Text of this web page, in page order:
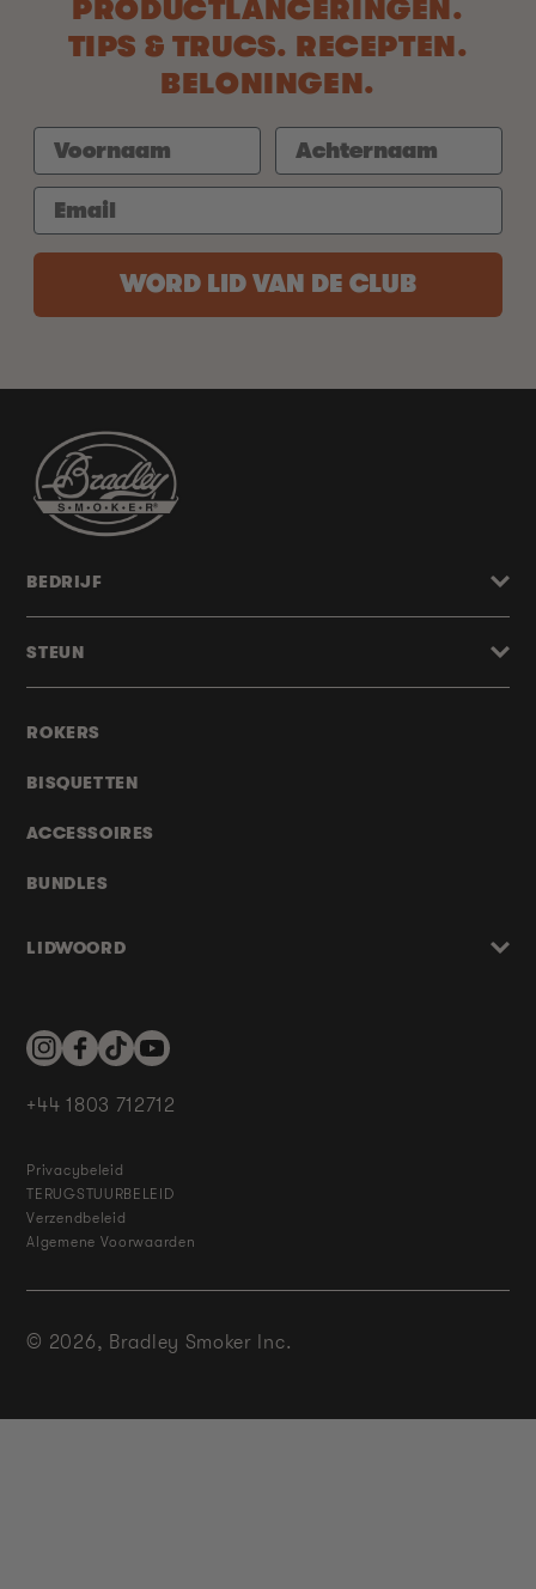
PRODUCTLANCERINGEN.
TIPS & TRUCS. RECEPTEN.
BELONINGEN.
WORD LID VAN DE CLUB
ROKERS
BISQUETTEN
ACCESSOIRES
BUNDLES
LIDWOORD
BEDRIJF
STEUN
InstagramFacebookTikTokYouTube
+44 1803 712712
Privacybeleid
TERUGSTUURBELEID
Verzendbeleid
Algemene Voorwaarden
© 2026, Bradley Smoker Inc.